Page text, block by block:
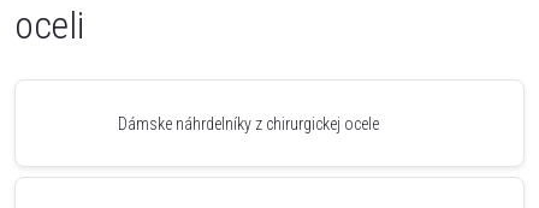
oceli
Dámske náhrdelníky z chirurgickej ocele